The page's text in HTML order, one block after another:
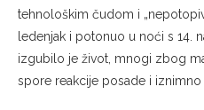
tehnološkim čudom i
ledenjak i potonuo u noći s 14.
izgubilo je život, mnogi zbog
spore reakcije posade i